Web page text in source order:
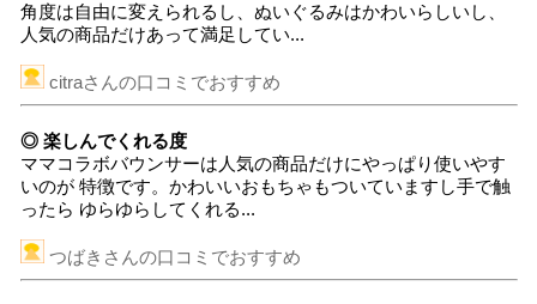
角度は自由に変えられるし、ぬいぐるみはかわいらしいし、
人気の商品だけあって満足してい...
citraさんの口コミでおすすめ
◎ 楽しんでくれる度
ママコラボバウンサーは人気の商品だけにやっぱり使いやす
いのが 特徴です。かわいいおもちゃもついていますし手で触
ったら ゆらゆらしてくれる...
つばきさんの口コミでおすすめ